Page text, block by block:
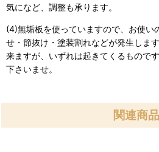
気になど、調整も承ります。
(4)無垢板を使っていますので、お使い
せ・節抜け・塗装割れなどが発生しま
来ますが、いずれは起きてくるもので
下さいませ。
関連商品